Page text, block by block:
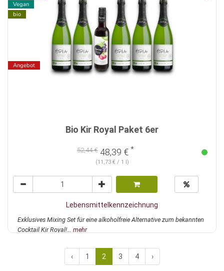
Vegan
bio
Angebot
Bio Kir Royal Paket 6er
52,44 € 48,39 € *
(11,73 € / 1 l)
Lebensmittelkennzeichnung
Exklusives Mixing Set für eine alkoholfreie Alternative zum bekannten
Cocktail Kir Royal!... mehr
‹ 1 2 3 4 ›